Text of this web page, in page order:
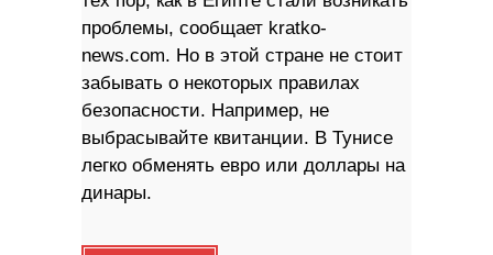
проблемы, сообщает kratko-
news.com. Но в этой стране не стоит
забывать о некоторых правилах
безопасности. Например, не
выбрасывайте квитанции. В Тунисе
легко обменять евро или доллары на
динары.